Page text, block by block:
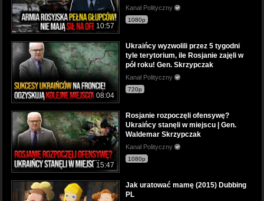
10:57
Kanał Polityczny
1080p
08:04
Ukraińcy wyzwolili przez 5 tygodni
tyle terytorium, ile Rosjanie zajęli w
pół roku! Gen. Skrzypczak
Kanał Polityczny
720p
15:47
Rosjanie rozpoczęli ofensywę?
Ukraińcy stanęli w miejscu | Gen.
Waldemar Skrzypczak
Kanał Polityczny
1080p
Jak uratować mamę (2015) Dubbing
PL